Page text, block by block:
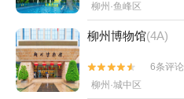
柳州·鱼峰区
柳州博物馆(4A)


6条评论
柳州·城中区